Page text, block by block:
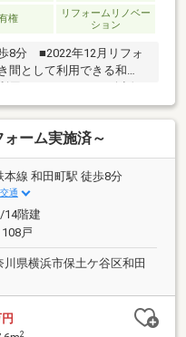
権
リフォームリノベー
ション
8分 ■2022年12月リフォ
として利用できる和
されております■会話の
宅時間がバラバラの家
き ■浄水器一体型水栓で
■小学校徒歩4分、中学
■周辺にスーパー・コン
の良い立地 ーリフォー
済） ■キッチン・浴室・
ローリング・カーペッ
専用庭：40.45平米
ーム実施済～
本線 和田町駅 徒歩8分
通
14階建
戸
川県横浜市保土ケ谷区和田
2